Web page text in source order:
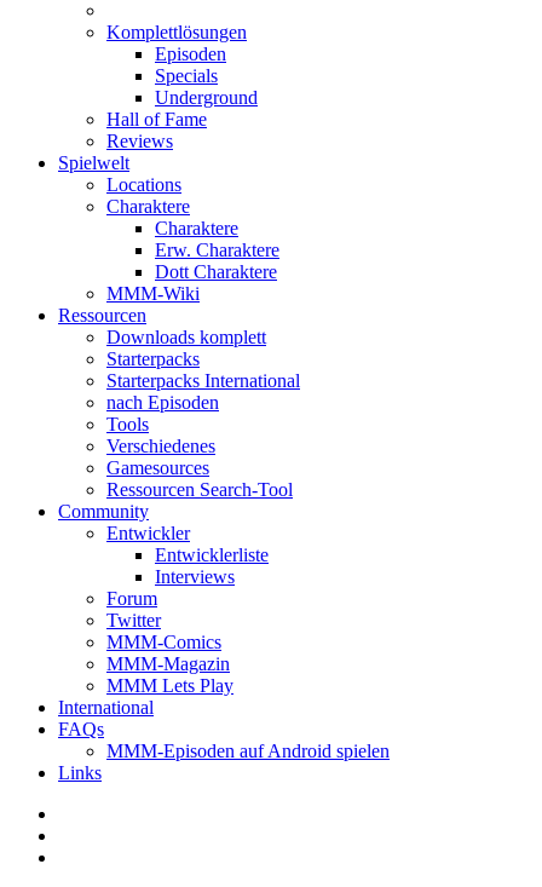
Komplettlösungen
Episoden
Specials
Underground
Hall of Fame
Reviews
Spielwelt
Locations
Charaktere
Charaktere
Erw. Charaktere
Dott Charaktere
MMM-Wiki
Ressourcen
Downloads komplett
Starterpacks
Starterpacks International
nach Episoden
Tools
Verschiedenes
Gamesources
Ressourcen Search-Tool
Community
Entwickler
Entwicklerliste
Interviews
Forum
Twitter
MMM-Comics
MMM-Magazin
MMM Lets Play
International
FAQs
MMM-Episoden auf Android spielen
Links